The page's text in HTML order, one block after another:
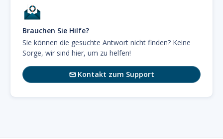
Brauchen Sie Hilfe?
Sie können die gesuchte Antwort nicht finden? Keine
Sorge, wir sind hier, um zu helfen!
Kontakt zum Support